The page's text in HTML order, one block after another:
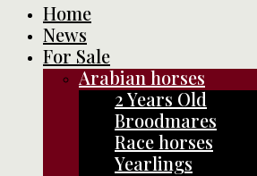
Home
News
For Sale
Arabian horses
2 Years Old
Broodmares
Race horses
Yearlings